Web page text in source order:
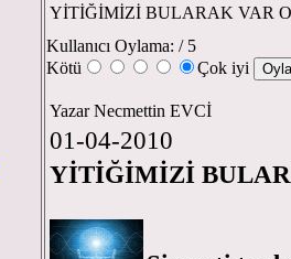
YİTİĞİMİZİ BULARAK VAR
Kullanıcı Oylama: / 5
Kötü
Çok iyi
Yazar Necmettin EVCİ
01-04-2010
YİTİĞİMİZİ